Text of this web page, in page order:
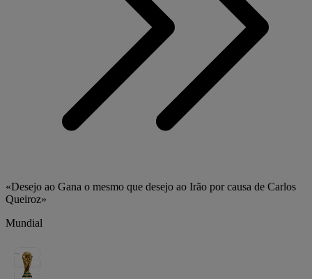
«Desejo ao Gana o mesmo que desejo ao Irão por causa de Carlos
Queiroz»
Mundial